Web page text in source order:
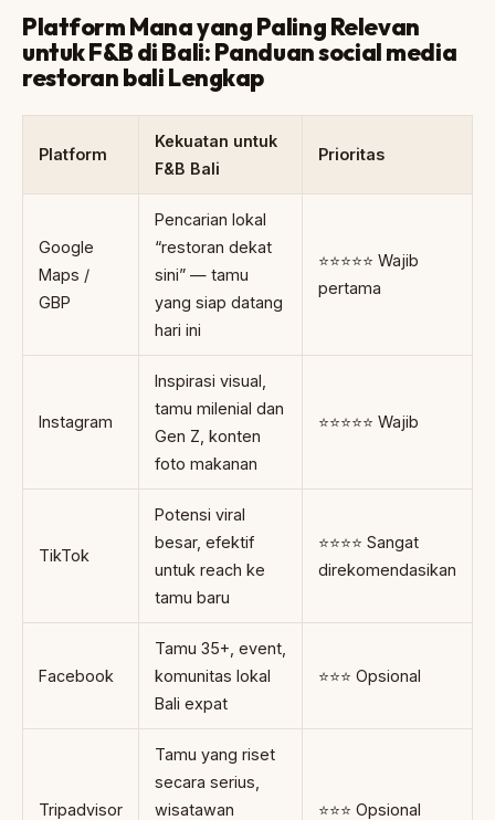
Platform Mana yang Paling Relevan
untuk F&B di Bali: Panduan social media
restoran bali Lengkap
Platform
Kekuatan untuk
F&B Bali
Prioritas
Google
Maps /
GBP
Pencarian lokal
“restoran dekat
sini” — tamu
yang siap datang
hari ini
⭐⭐⭐⭐⭐ Wajib
pertama
Instagram
Inspirasi visual,
tamu milenial dan
Gen Z, konten
foto makanan
⭐⭐⭐⭐⭐ Wajib
TikTok
Potensi viral
besar, efektif
untuk reach ke
tamu baru
⭐⭐⭐⭐ Sangat
direkomendasikan
Facebook
Tamu 35+, event,
komunitas lokal
Bali expat
⭐⭐⭐ Opsional
Tripadvisor
Tamu yang riset
secara serius,
wisatawan
⭐⭐⭐ Opsional